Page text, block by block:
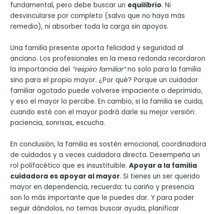
fundamental, pero debe buscar un equilibrio. Ni
desvincularse por completo (salvo que no haya más
remedio), ni absorber toda la carga sin apoyos.
Una familia presente aporta felicidad y seguridad al
anciano. Los profesionales en la mesa redonda recordaron
la importancia del “respiro familiar”no solo para la familia
sino para el propio mayor. ¿Por qué? Porque un cuidador
familiar agotado puede volverse impaciente o deprimido,
y eso el mayor lo percibe. En cambio, si la familia se cuida,
cuando esté con el mayor podrá darle su mejor versión:
paciencia, sonrisas, escucha.
En conclusión, la familia es sostén emocional, coordinadora
de cuidados y a veces cuidadora directa. Desempeña un
rol polifacético que es insustituible.Apoyar a la familia
cuidadora es apoyar al mayor. Si tienes un ser querido
mayor en dependencia, recuerda: tu cariño y presencia
son lo más importante que le puedes dar. Y para poder
seguir dándolos, no temas buscar ayuda, planificar